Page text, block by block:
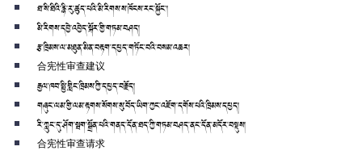
ཐ་སི་ཐིའི་རྙི་རུ་ཚུད་པའི་མི་རིགས་ས་ཁོངས་རང་སྐྱོང་།
མི་རིགས་དབྱེ་འབྱེད་སྐོར་གྱི་གཏམ་བཤད།
རྩ་ཁྲིམས་ལ་མཐུན་མིན་བརྟག་དཔྱད་གཏོང་བའི་བསམ་འཆར།
合宪性审查建议
རྒྱལ་ཁབ་སྤྱི་གླིང་ཁྲིམས་ཀྱི་དཔྱད་བརྗོད།
གཞུང་ལམ་གྱི་ལམ་རྟགས་སོགས་སུ་བོད་ཡིག་ཀྱང་འཇོག་དགོས་པའི་ཁྲིམས་དཔྱད།
རི་ཀླུང་དུ་ཤོག་སྦག་སྒྲོན་པའི་གནད་དོན་ཐད་ཀྱི་གཏམ་བཤད་ནང་དོན་མདོར་བསྡུས།
合宪性审查请求